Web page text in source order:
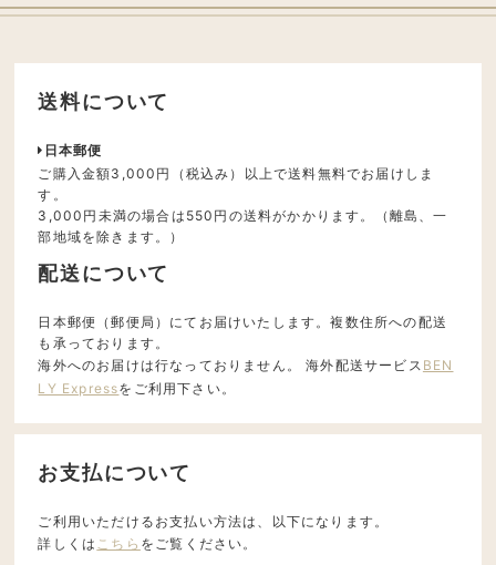
送料について
日本郵便
ご購入金額3,000円（税込み）以上で送料無料でお届けしま
す。
3,000円未満の場合は550円の送料がかかります。（離島、一
部地域を除きます。）
配送について
日本郵便（郵便局）にてお届けいたします。複数住所への配送
も承っております。
海外へのお届けは行なっておりません。 海外配送サービス BEN
LY Expressをご利用下さい。
お支払について
ご利用いただけるお支払い方法は、以下になります。
詳しくは こちら をご覧ください。